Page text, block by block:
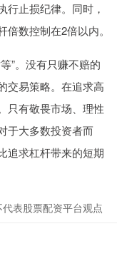
行止损纪律。同时，
数控制在2倍以内。
”。没有只赚不赔的
交易策略。在追求高
只有敬畏市场、理性
于大多数投资者而
追求杠杆带来的短期
表股票配资平台观点